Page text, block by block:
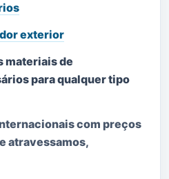
exterior
materiais de
para qualquer tipo
com preços
atravessamos,